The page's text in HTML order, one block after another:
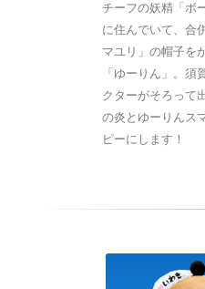
チーフの妖精「ボ
に住んでいて、合
マユリ」の帽子を
「ゆーりん」。須
クターがそろって
の炎とゆーりんス
ピーにします！